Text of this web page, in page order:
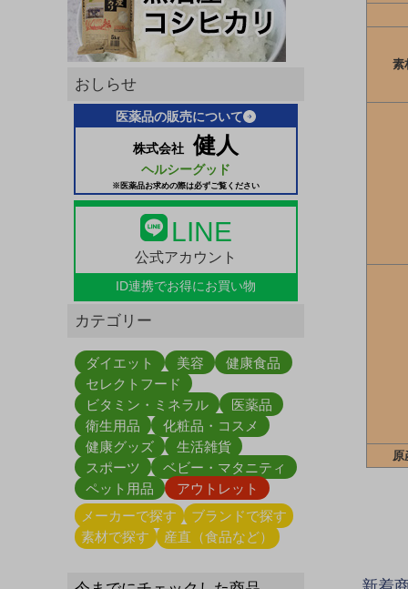
おしらせ
医薬品の販売について
株式会社 健人
ヘルシーグッド
※医薬品お求めの際は必ずご覧ください
LINE
公式アカウント
ID連携でお得にお買い物
カテゴリー
ダイエット 美容
健康食品
セレクトフード
ビタミン・ミネラル
医薬品
衛生用品
化粧品・コスメ
健康グッズ
生活雑貨
スポーツ
ベビー・マタニティ
ペット用品
アウトレット
メーカーで探す
ブランドで探す
素材で探す
産直（食品など）
素
原